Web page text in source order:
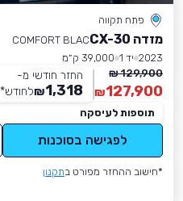
פתח תקווה
מזדה CX-30
COMFORT BLAC
2023 יד 1
39,000 ק״מ
129,900 ₪
127,900
₪
החזר חודשי מ-
1,318
₪לחודש*
תוספות לעיסקה
לפגישה בסוכנות
*חישוב ההחזר מפורט בתקנון